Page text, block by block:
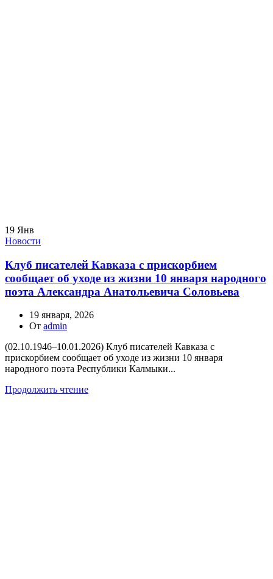
19 Янв
Новости
Клуб писателей Кавказа с прискорбием
сообщает об уходе из жизни 10 января народного
поэта Александра Анатольевича Соловьева
19 января, 2026
От admin
(02.10.1946–10.01.2026) Клуб писателей Кавказа с
прискорбием сообщает об уходе из жизни 10 января
народного поэта Республики Калмыки...
Продолжить чтение